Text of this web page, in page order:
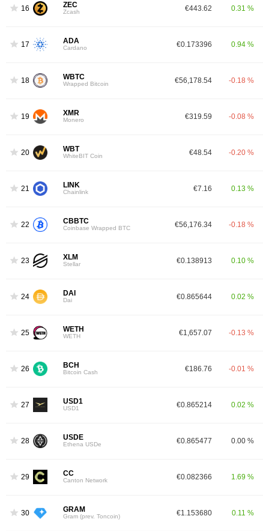
16 ZEC
Zcash €443.62 0.31 %
17 ADA
Cardano €0.173396 0.94 %
18 WBTC
Wrapped Bitcoin €56,178.54 -0.18 %
19 XMR
Monero €319.59 -0.08 %
20 WBT
WhiteBIT Coin €48.54 -0.20 %
21 LINK
Chainlink €7.16 0.13 %
22 CBBTC
Coinbase Wrapped BTC €56,176.34 -0.18 %
23 XLM
Stellar €0.138913 0.10 %
24 DAI
Dai €0.865644 0.02 %
25 WETH
WETH €1,657.07 -0.13 %
26 BCH
Bitcoin Cash €186.76 -0.01 %
27 USD1
USD1 €0.865214 0.02 %
28 USDE
Ethena USDe €0.865477 0.00 %
29 CC
Canton Network €0.082366 1.69 %
30 GRAM
Gram (prev. Toncoin) €1.153680 0.11 %